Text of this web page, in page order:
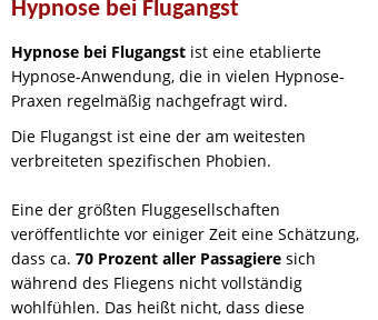
Hypnose bei Flugangst
Hypnose bei Flugangst ist eine etablierte
Hypnose-Anwendung, die in vielen Hypnose-
Praxen regelmäßig nachgefragt wird.
Die Flugangst ist eine der am weitesten
verbreiteten spezifischen Phobien.
Eine der größten Fluggesellschaften
veröffentlichte vor einiger Zeit eine Schätzung,
dass ca. 70 Prozent aller Passagiere sich
während des Fliegens nicht vollständig
wohlfühlen. Das heißt nicht, dass diese